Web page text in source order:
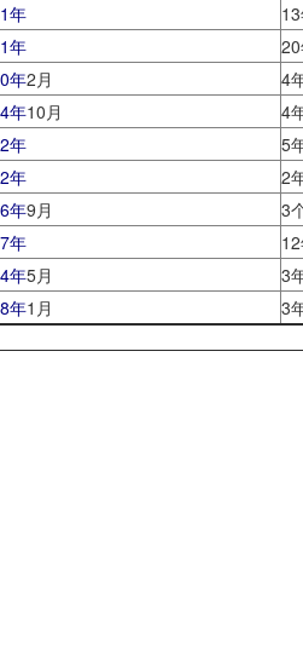
年
年
年2月
4
年10月
4
年
5
年
2
年9月
3
年
年5月
3
年1月 3